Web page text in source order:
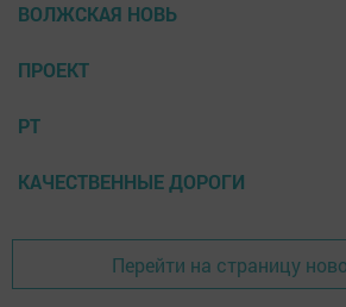
ВОЛЖСКАЯ НОВЬ
ПРОЕКТ
РТ
КАЧЕСТВЕННЫЕ ДОРОГИ
Перейти на страницу